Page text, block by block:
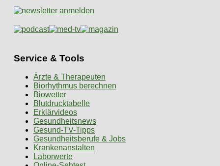
Service & Tools
Ärzte & Therapeuten
Biorhythmus berechnen
Biowetter
Blutdrucktabelle
Erklärvideos
Gesundheitsnews
Gesund-TV-Tipps
Gesundheitsberufe & Jobs
Krankenanstalten
Laborwerte